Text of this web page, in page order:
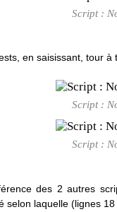
Script :
en saisissant, tour à
Script :
Script :
des 2 autres
selon laquelle (lignes